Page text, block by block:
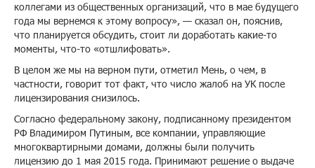
коллегами из общественных организаций, что в мае будущего
года мы вернемся к этому вопросу», — сказал он, пояснив,
что планируется обсудить, стоит ли доработать какие-то
моменты, что-то «отшлифовать».
В целом же мы на верном пути, отметил Мень, о чем, в
частности, говорит тот факт, что число жалоб на УК после
лицензирования снизилось.
Согласно федеральному закону, подписанному президентом
РФ Владимиром Путиным, все компании, управляющие
многоквартирными домами, должны были получить
лицензию до 1 мая 2015 года. Принимают решение о выдаче